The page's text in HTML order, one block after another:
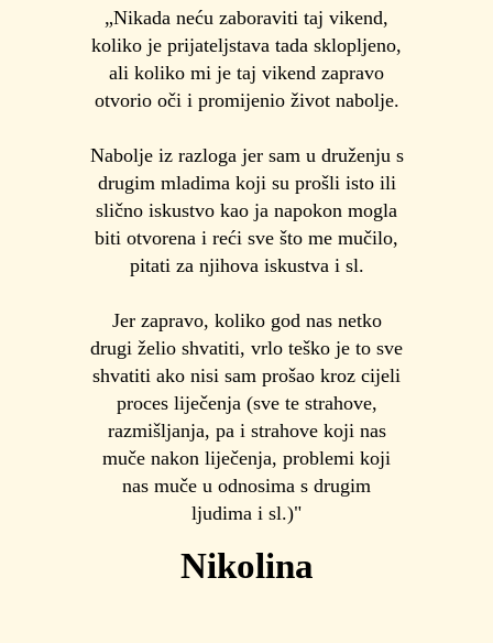
„Nikada neću zaboraviti taj vikend,
koliko je prijateljstava tada sklopljeno,
ali koliko mi je taj vikend zapravo
otvorio oči i promijenio život nabolje.
Nabolje iz razloga jer sam u druženju s
drugim mladima koji su prošli isto ili
slično iskustvo kao ja napokon mogla
biti otvorena i reći sve što me mučilo,
pitati za njihova iskustva i sl.
Jer zapravo, koliko god nas netko
drugi želio shvatiti, vrlo teško je to sve
shvatiti ako nisi sam prošao kroz cijeli
proces liječenja (sve te strahove,
razmišljanja, pa i strahove koji nas
muče nakon liječenja, problemi koji
nas muče u odnosima s drugim
ljudima i sl.)"
Nikolina